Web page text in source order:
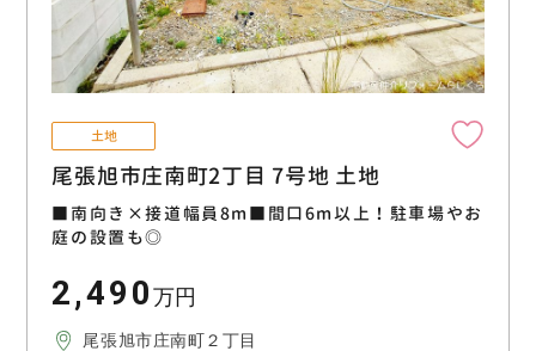
土地
尾張旭市庄南町2丁目 7号地 土地
■南向き×接道幅員8m■間口6m以上！駐車場やお
庭の設置も◎
2,490万円
尾張旭市庄南町２丁目